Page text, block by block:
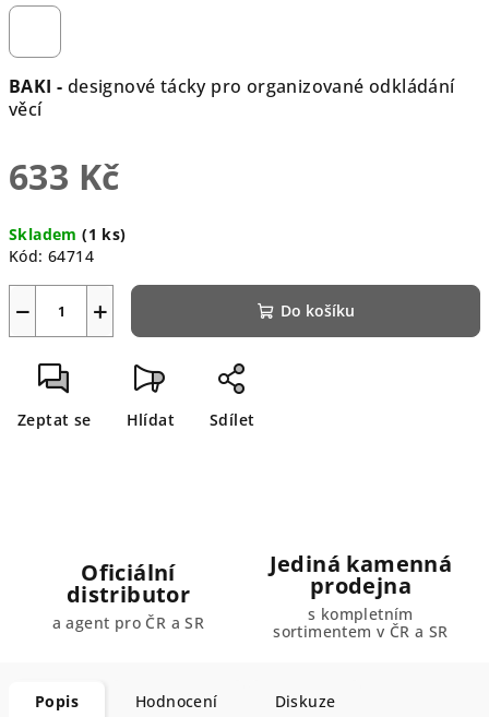
BAKI - designové tácky pro organizované odkládání
věcí
633 Kč
cena:
Skladem(1 ks)
Kód: 64714
+
− Do košíku
Zeptat se Hlídat Sdílet
Oficiální
distributor
a agent pro ČR a SR
Jediná kamenná
prodejna
s kompletním
sortimentem v ČR a SR
Popis Hodnocení Diskuze